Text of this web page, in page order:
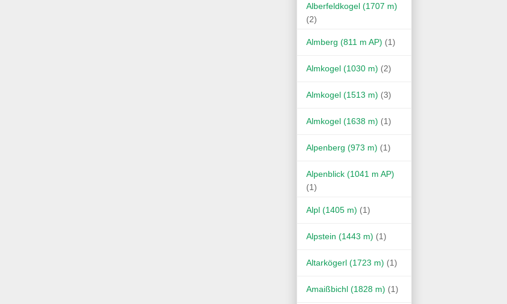
Alberfeldkogel (1707 m)
(2)
Almberg (811 m AP) (1)
Almkogel (1030 m) (2)
Almkogel (1513 m) (3)
Almkogel (1638 m) (1)
Alpenberg (973 m) (1)
Alpenblick (1041 m AP)
(1)
Alpl (1405 m) (1)
Alpstein (1443 m) (1)
Altarkögerl (1723 m) (1)
Amaißbichl (1828 m) (1)